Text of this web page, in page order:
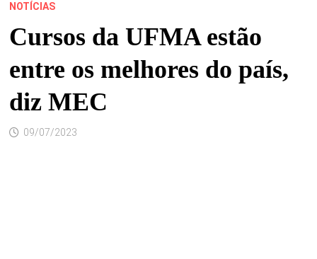
NOTÍCIAS
Cursos da UFMA estão
entre os melhores do país,
diz MEC
09/07/2023